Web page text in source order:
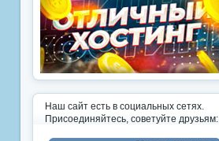
Наш сайт есть в социальных сетях.
Присоединяйтесь, советуйте друзьям: